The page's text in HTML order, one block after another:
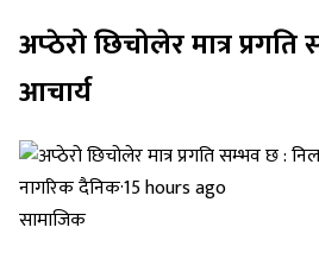
अप्ठेरो छिचोलेर मात्र
आचार्य
नागरिक दैनिक·15 hours ago
सामाजिक